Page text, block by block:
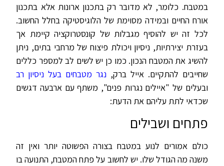
במטבח. כלומר, לא מדובר רק בתכנון ארונות אלא בתכנון
אורח החיים ובמידה מסוימת של הלוגיסטיקה בחלל החשוב.
לכל זה יש להוסיף מגבלות של קונסטרוקציה קיימת אך
בעזרת יצירתיות, ניסיון ויכולת פיצוח של מרחבי בתים, ניתן
להשיג את המטבח הנכון. כמו כן יש לשים לב למספר כללים
שחייבים להתקיים. אייל ברק, נגר מטבחים בעל ניסיון רב
ובעלים של "איילים נגרות פנים", משתף עם ארבעה דגשים
שכדאי לתת עליהם את הדעת:
פתחים ושבילים
כולם אמורים לנוע במטבח בצורה הפשוטה יותר ואין זה
משנה מה הגודל שלו. יש לחשוב על פתח המטבח, התנועה בו